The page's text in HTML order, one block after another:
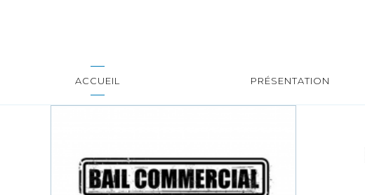
ACCUEIL PRÉSENTATION